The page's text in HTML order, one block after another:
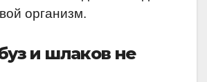
организм.
и шлаков не